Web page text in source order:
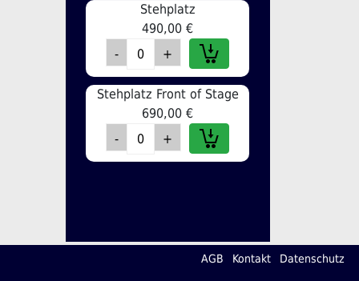
Stehplatz
490,00 €
Stehplatz Front of Stage
690,00 €
AGB Kontakt Datenschutz